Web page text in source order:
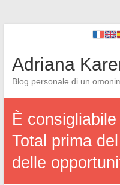
Adriana
Blog personale di un
È
Total prima
delle